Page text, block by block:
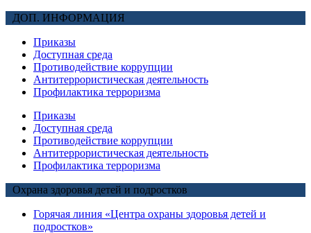
ДОП. ИНФОРМАЦИЯ
Приказы
Доступная среда
Противодействие коррупции
Антитеррористическая деятельность
Профилактика терроризма
Приказы
Доступная среда
Противодействие коррупции
Антитеррористическая деятельность
Профилактика терроризма
Охрана здоровья детей и подростков
Горячая линия «Центра охраны здоровья детей и
подростков»